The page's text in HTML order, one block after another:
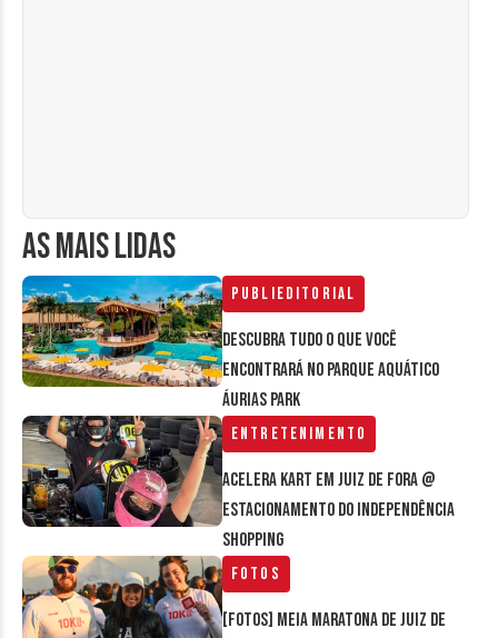
AS MAIS LIDAS
Publieditorial
Descubra tudo o que você
encontrará no parque aquático
Áurias Park
Entretenimento
Acelera Kart em Juiz de Fora @
estacionamento do Independência
Shopping
Fotos
[FOTOS] Meia Maratona de Juiz de